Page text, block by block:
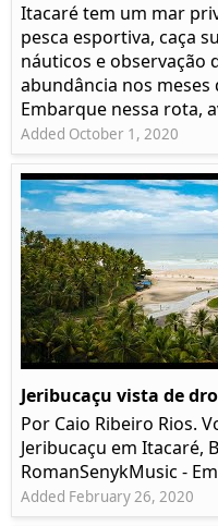
Itacaré tem um mar
pesca esportiva, caça
náuticos e observação
abundância nos
Embarque nessa rota,
Added October 1, 2020
Jeribucaçu vista de
Por Caio Ribeiro Rios.
Jeribucaçu em Itacaré,
RomanSenykMusic -
Added February 26, 2020